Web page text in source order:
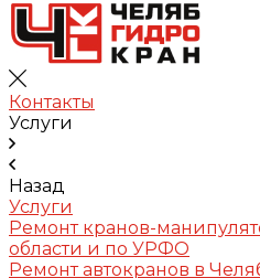
Контакты
Услуги
Назад
Услуги
Ремонт кранов-
области и по УРФО
Ремонт автокранов в